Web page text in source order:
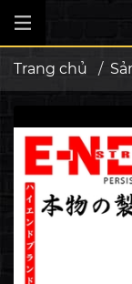
Trang chủ /